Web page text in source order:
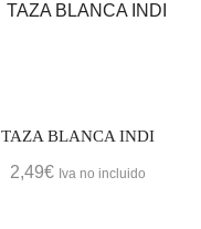
TAZA BLANCA INDI
2,49€ Iva no incluido